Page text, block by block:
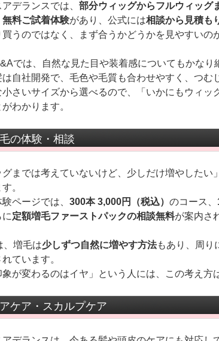
デランスでは、 部分ウィッグからフルウィッグ
無料ご試着体験があり、公式には相談から見積も
うのではなく、まず合うかどうかを見やすいの
では、自然な見た目や装着感についてもかなり
は自社開発で、毛色や毛質も合わせやすく、つむ
さいサイズから選べるので、「いかにもウィッ
わかります。
の体験・相談
グまでは考えていないけど、少しだけ増やしたい
。
ページでは、 300本 3,000円（税込） のコース、
に定額増毛ファーストパックの相談無料が案内さ
、増毛は少しずつ自然に増やす方法もあり、周り
ています。
象が変わるのはイヤ」という人には、この考え方
ケア・スカルプケア